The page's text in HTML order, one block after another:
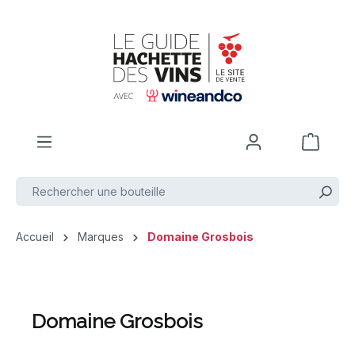
Accueil Marques Domaine Grosbois
Domaine Grosbois